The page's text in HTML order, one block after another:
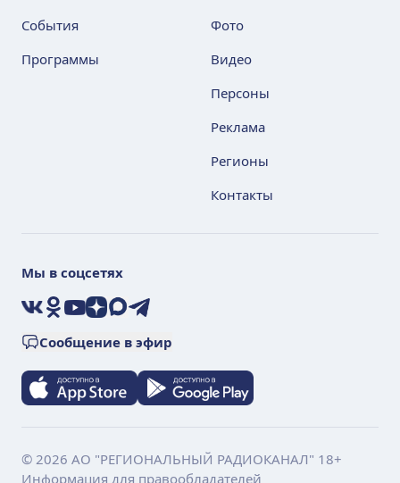
События
Программы
Фото
Видео
Персоны
Реклама
Регионы
Контакты
Мы в соцсетях
VKOkYouTube
ДзенMaxTelegram
Сообщение в эфир
© 2026 АО "РЕГИОНАЛЬНЫЙ РАДИОКАНАЛ" 18+
Информация для правообладателей